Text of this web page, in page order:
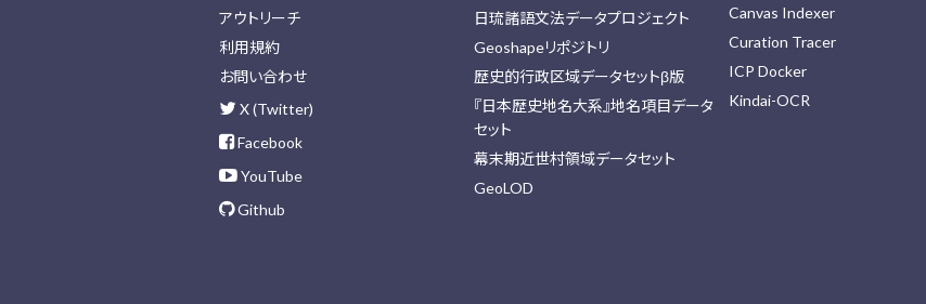
アウトリーチ
利用規約
お問い合わせ
X (Twitter)
Facebook
YouTube
Github
日琉諸語文法データプロジェクト
Geoshapeリポジトリ
歴史的行政区域データセットβ版
『日本歴史地名大系』地名項目データ
セット
幕末期近世村領域データセット
GeoLOD
Canvas Indexer
Curation Tracer
ICP Docker
Kindai-OCR